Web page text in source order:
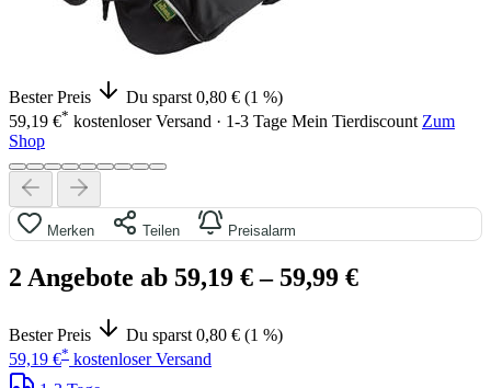
Bester Preis
Du sparst 0,80 € (1 %)
59,19 €* kostenloser Versand · 1-3 Tage Mein Tierdiscount Zum
Shop
Merken Teilen Preisalarm
2 Angebote ab 59,19 €– 59,99 €
Bester Preis
Du sparst 0,80 € (1 %)
59,19 €* kostenloser Versand